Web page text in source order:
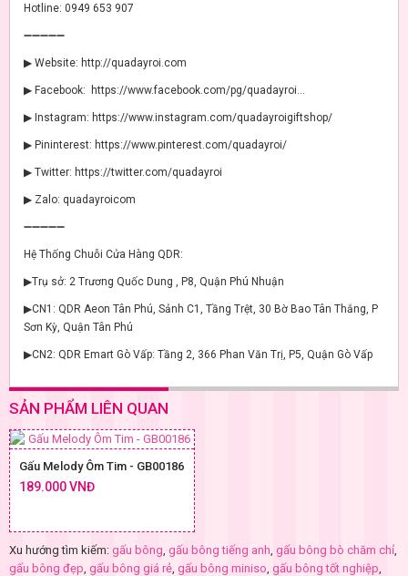
Hotline: 0949 653 907
➖➖➖➖➖
▶ Website: http://quadayroi.com
▶ Facebook: https://www.facebook.com/pg/quadayroi...
▶ Instagram: https://www.instagram.com/quadayroigiftshop/
▶ Pininterest: https://www.pinterest.com/quadayroi/
▶ Twitter: https://twitter.com/quadayroi
▶ Zalo: quadayroicom
➖➖➖➖➖
Hệ Thống Chuỗi Cửa Hàng QDR:
▶Trụ sở: 2 Trương Quốc Dung , P8, Quận Phú Nhuận
▶CN1: QDR Aeon Tân Phú, Sảnh C1, Tầng Trệt, 30 Bờ Bao Tân Thắng, P
Sơn Kỳ, Quận Tân Phú
▶CN2: QDR Emart Gò Vấp: Tầng 2, 366 Phan Văn Trị, P5, Quận Gò Vấp
SẢN PHẨM LIÊN QUAN
Gấu Melody Ôm Tim - GB00186
189.000 VNĐ
Xu hướng tìm kiếm: gấu bông gấu bông tiếng anh gấu bông bò chăm chỉ
gấu bông đẹp gấu bông giá rẻ gấu bông miniso gấu bông tốt nghiệp